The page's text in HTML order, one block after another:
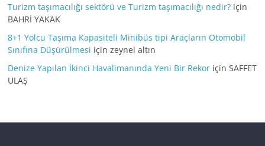
Turizm taşımacılığı sektörü ve Turizm taşımacılığı nedir? için
BAHRİ YAKAK
8+1 Yolcu Taşıma Kapasiteli Minibüs tipi Araçların Otomobil
Sınıfına Düşürülmesi içinzeynel altın
Denize Yapılan İkinci Havalimanında Yeni Bir Rekor içinSAFFET
ULAŞ